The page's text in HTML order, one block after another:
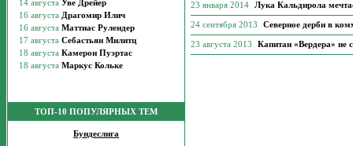
ТОП-10 ПОПУЛЯРНЫХ ТЕМ
Бундеслига
23 января 2014 Лука Кальдирола
24 сентября 2013 Северное дерби в
23 августа 2013 Капитан «Вердера» не